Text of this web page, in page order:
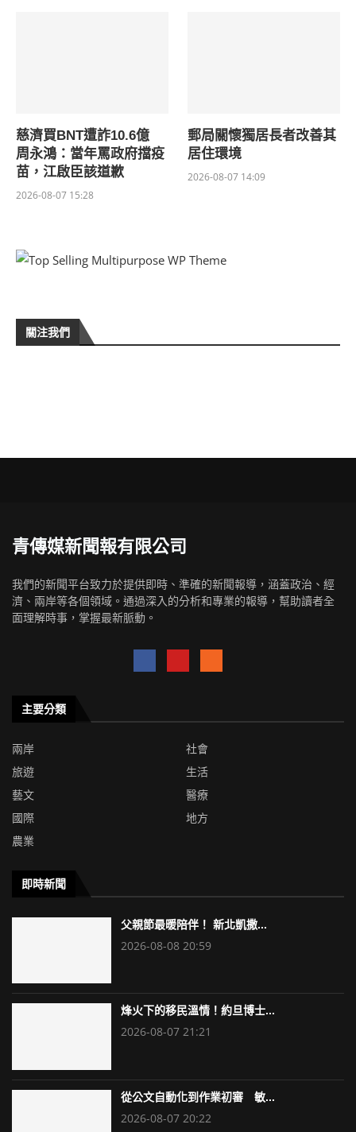
慈濟買BNT遭詐10.6億
周永鴻：當年罵政府擋疫
苗，江啟臣該道歉
2026-08-07 15:28
郵局關懷獨居長者改善其
居住環境
2026-08-07 14:09
關注我們
青傳媒新聞報有限公司
我們的新聞平台致力於提供即時、準確的新聞報導，涵蓋政治、經
濟、兩岸等各個領域。通過深入的分析和專業的報導，幫助讀者全
面理解時事，掌握最新脈動。
主要分類
兩岸
社會
旅遊
生活
藝文
醫療
國際
地方
農業
即時新聞
父親節最暖陪伴！ 新北凱撒...
2026-08-08 20:59
烽火下的移民溫情！約旦博士...
2026-08-07 21:21
從公文自動化到作業初審 敏...
2026-08-07 20:22